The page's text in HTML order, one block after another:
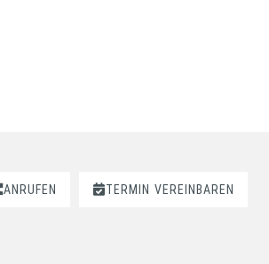
ANRUFEN TERMIN VEREINBAREN